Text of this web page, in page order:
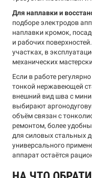
Для наплавки и
подборе электродов
наплавки кромок,
и рабочих
участках, в
механических
Если в работе
тонкой нержавеющей
внешний вид шва с
выбирают
объём связан с
ремонтом, более
для силовых стальных
универсального
аппарат остаётся